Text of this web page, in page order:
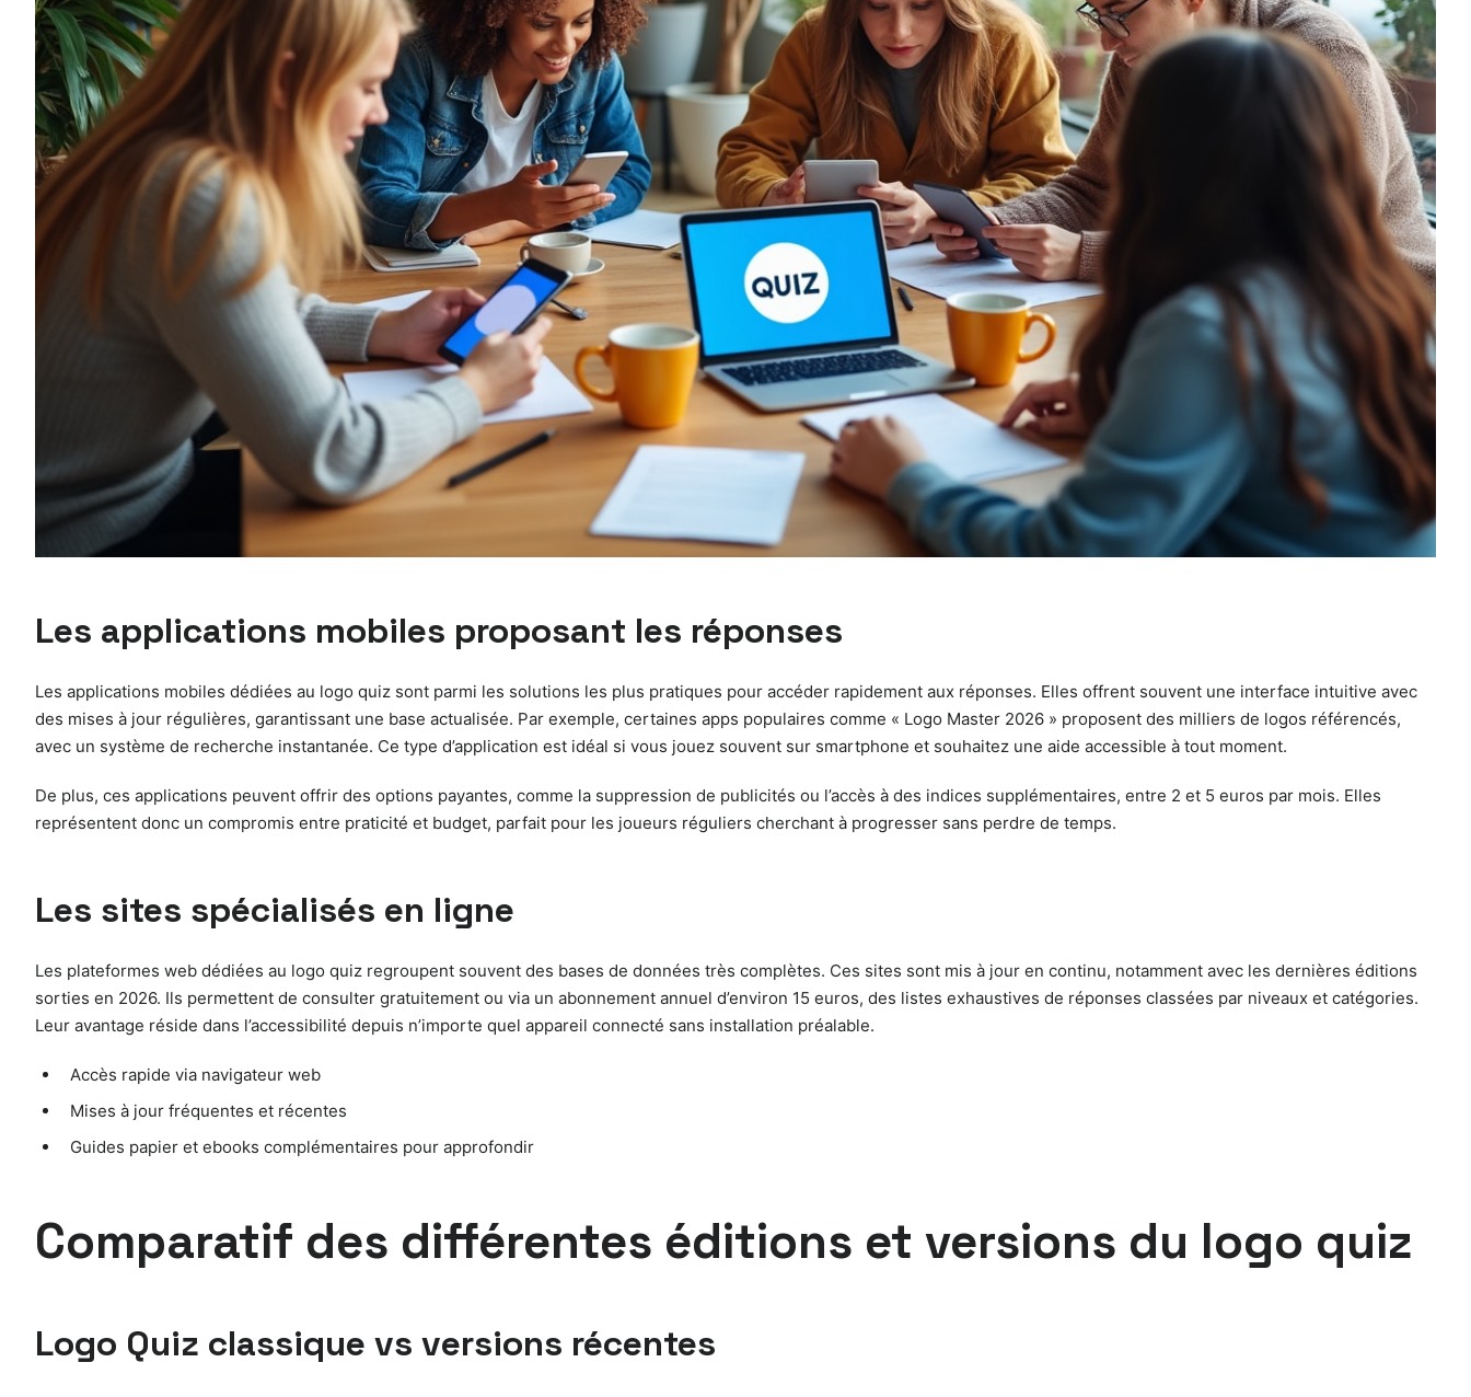
Les applications mobiles proposant les réponses
Les applications mobiles dédiées au logo quiz sont parmi les solutions les plus pratiques pour accéder rapidement aux réponses. Elles offrent souvent une interface intuitive avec
des mises à jour régulières, garantissant une base actualisée. Par exemple, certaines apps populaires comme « Logo Master 2026 » proposent des milliers de logos référencés,
avec un système de recherche instantanée. Ce type d’application est idéal si vous jouez souvent sur smartphone et souhaitez une aide accessible à tout moment.
De plus, ces applications peuvent offrir des options payantes, comme la suppression de publicités ou l’accès à des indices supplémentaires, entre 2 et 5 euros par mois. Elles
représentent donc un compromis entre praticité et budget, parfait pour les joueurs réguliers cherchant à progresser sans perdre de temps.
Les sites spécialisés en ligne
Les plateformes web dédiées au logo quiz regroupent souvent des bases de données très complètes. Ces sites sont mis à jour en continu, notamment avec les dernières éditions
sorties en 2026. Ils permettent de consulter gratuitement ou via un abonnement annuel d’environ 15 euros, des listes exhaustives de réponses classées par niveaux et catégories.
Leur avantage réside dans l’accessibilité depuis n’importe quel appareil connecté sans installation préalable.
Accès rapide via navigateur web
Mises à jour fréquentes et récentes
Guides papier et ebooks complémentaires pour approfondir
Comparatif des différentes éditions et versions du logo quiz
Logo Quiz classique vs versions récentes